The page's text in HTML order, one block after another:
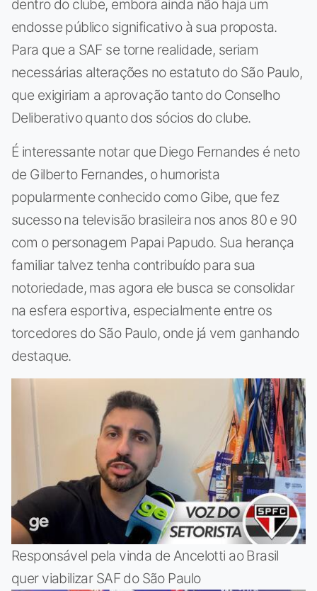
dentro do clube, embora ainda não haja um
endosse público significativo à sua proposta.
Para que a SAF se torne realidade, seriam
necessárias alterações no estatuto do São Paulo,
que exigiriam a aprovação tanto do Conselho
Deliberativo quanto dos sócios do clube.
É interessante notar que Diego Fernandes é neto
de Gilberto Fernandes, o humorista
popularmente conhecido como Gibe, que fez
sucesso na televisão brasileira nos anos 80 e 90
com o personagem Papai Papudo. Sua herança
familiar talvez tenha contribuído para sua
notoriedade, mas agora ele busca se consolidar
na esfera esportiva, especialmente entre os
torcedores do São Paulo, onde já vem ganhando
destaque.
Responsável pela vinda de Ancelotti ao Brasil
quer viabilizar SAF do São Paulo